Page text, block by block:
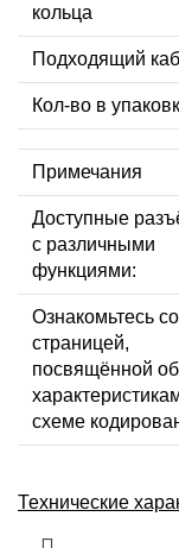
кольца
Подходящий
Кол-во в
Примечания
Доступные
с различными
функциями:
Ознакомьтесь со
страницей,
посвящённой
схеме
Технические